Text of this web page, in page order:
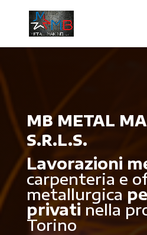
MB METAL
S.R.L.S.
Lavorazioni
carpenteria e
metallurgica
privati nella
Torino